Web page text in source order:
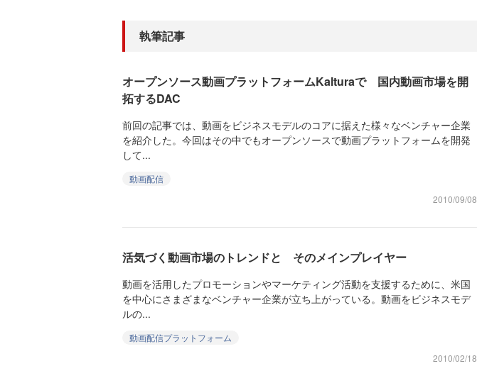
執筆記事
オープンソース動画プラットフォームKalturaで 国内動画市場を開
拓するDAC
前回の記事では、動画をビジネスモデルのコアに据えた様々なベンチャー企業
を紹介した。今回はその中でもオープンソースで動画プラットフォームを開発
して...
動画配信
2010/09/08
活気づく動画市場のトレンドと そのメインプレイヤー
動画を活用したプロモーションやマーケティング活動を支援するために、米国
を中心にさまざまなベンチャー企業が立ち上がっている。動画をビジネスモデ
ルの...
動画配信プラットフォーム
2010/02/18